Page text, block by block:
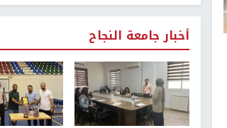
أخبار جامعة النجاح